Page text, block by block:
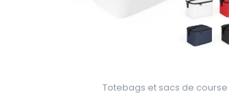
Totebags et sacs de course